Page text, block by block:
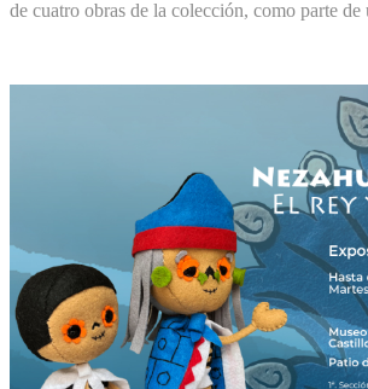
de cuatro obras de la colección, como parte